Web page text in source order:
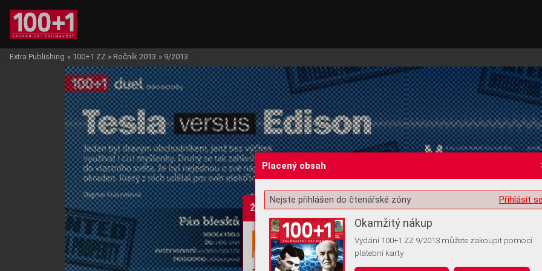
Žádost o souhlas s ukládáním volitelných informací
Extra Publishing » 100+1 ZZ » Ročník 2013 » 9/2013
Placený obsah
Přihlásit
Nejste přihlášen do čtenářské zóny
Okamžitý nákup
Vydání 100+1 ZZ 9/2013 můžete zakoupit pomocí
platební karty